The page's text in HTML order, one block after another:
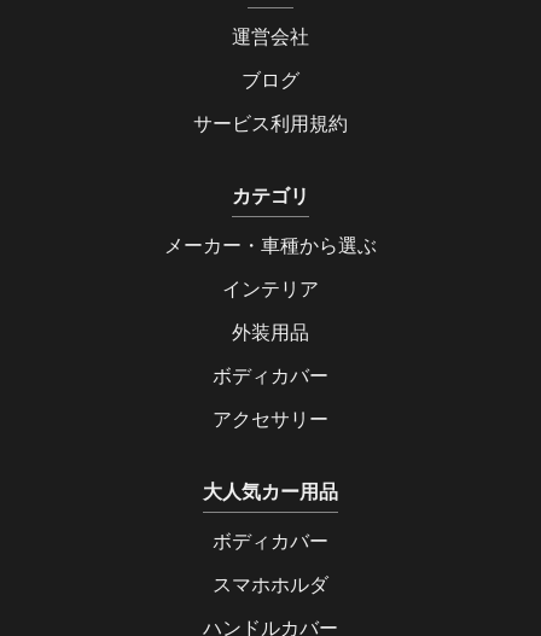
運営会社
ブログ
サービス利用規約
カテゴリ
メーカー・車種から選ぶ
インテリア
外装用品
ボディカバー
アクセサリー
大人気カー用品
ボディカバー
スマホホルダ
ハンドルカバー